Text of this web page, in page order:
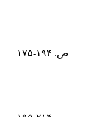
ص. ۱۹۴-۱۷۵